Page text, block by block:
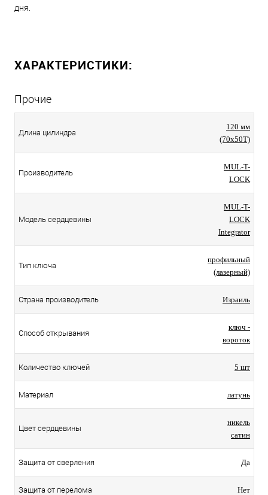
дня.
ХАРАКТЕРИСТИКИ:
Прочие
Длина цилиндра
120 мм
(70x50T)
Производитель
MUL-T-
LOCK
Модель сердцевины
MUL-T-
LOCK
Integrator
Тип ключа
профильный
(лазерный)
Страна производитель Израиль
Способ открывания
ключ -
вороток
Количество ключей 5 шт
Материал латунь
Цвет сердцевины
никель
сатин
Защита от сверления Да
Защита от перелома Нет